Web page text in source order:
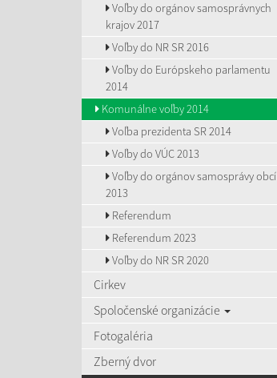
Voľby do orgánov samosprávnych
krajov 2017
Voľby do NR SR 2016
Voľby do Európskeho parlamentu
2014
Komunálne voľby 2014
Voľba prezidenta SR 2014
Voľby do VÚC 2013
Voľby do orgánov samosprávy obcí
2013
Referendum
Referendum 2023
Voľby do NR SR 2020
Cirkev
Spoločenské organizácie
Fotogaléria
Zberný dvor